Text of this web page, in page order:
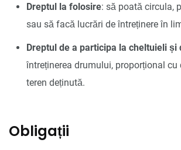
Dreptul la folosire: să poată circula,
sau să facă lucrări de întreținere în
Dreptul de a participa la cheltuieli și
întreținerea drumului, proporțional cu
teren deținută.
Obligații